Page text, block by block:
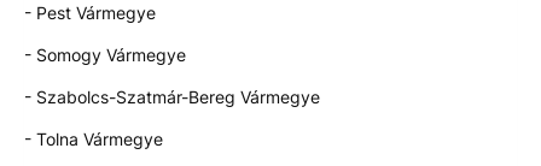
- Pest Vármegye
- Somogy Vármegye
- Szabolcs-Szatmár-Bereg Vármegye
- Tolna Vármegye